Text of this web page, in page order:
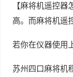
【麻将机遥控
高。而麻将机遥
若你在仪器使用
苏州四口麻将机